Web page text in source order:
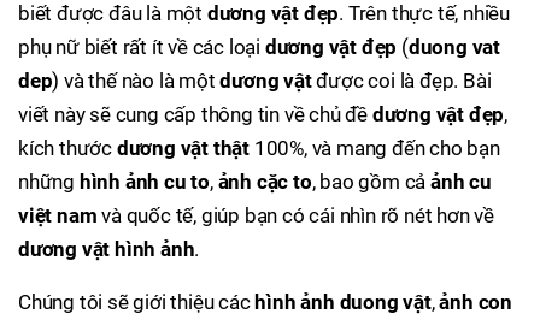
biết được đâu là một dương vật đẹp. Trên thực tế, nhiều
phụ nữ biết rất ít về các loại dương vật đẹp (duong vat
dep) và thế nào là mộtdương vậtđược coi là đẹp. Bài
viết này sẽ cung cấp thông tin về chủ đề dương vật đẹp,
kích thước dương vật thật 100%, và mang đến cho bạn
những hình ảnh cu to, ảnh cặc to, bao gồm cảảnh cu
việt nam và quốc tế, giúp bạn có cái nhìn rõ nét hơn về
dương vật hình ảnh.
Chúng tôi sẽ giới thiệu các hình ảnh duong vật,ảnh con